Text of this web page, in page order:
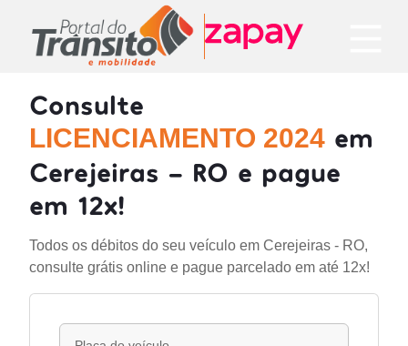
Consulte
LICENCIAMENTO 2024 em
Cerejeiras - RO e pague
em 12x!
Todos os débitos do seu veículo em Cerejeiras - RO,
consulte grátis online e pague parcelado em até 12x!